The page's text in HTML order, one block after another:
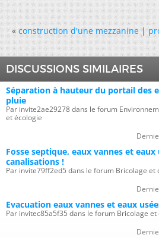
« construction d'une mezzanine|
DISCUSSIONS SIMILAIRES
Séparation à hauteur du portail des
pluie
Par invite2ae29278 dans le forum
et écologie
Fosse septique, eaux vannes et
canalisations !
Par invite79ff2ed5 dans le forum Bricolage et
Evacuation eaux vannes et eaux
Par invitec85a5f35 dans le forum Bricolage